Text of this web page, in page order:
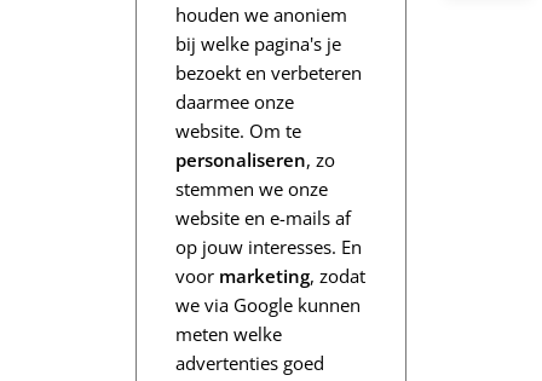
houden we anoniem
bij welke pagina's je
bezoekt en verbeteren
daarmee onze
website. Om te
personaliseren, zo
stemmen we onze
website en e-mails af
op jouw interesses. En
voor marketing, zodat
we via Google kunnen
meten welke
advertenties goed